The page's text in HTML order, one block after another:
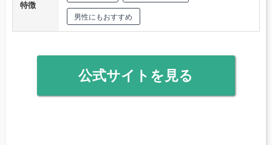
特徴
男性にもおすすめ
公式サイトを見る